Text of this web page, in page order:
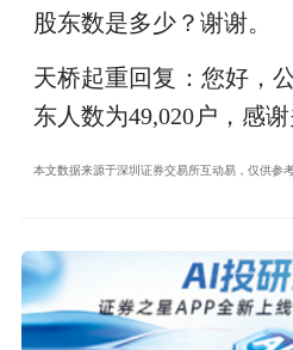
股东数是多少？谢谢。
天桥起重回复：您好，
东人数为49,020户，感谢
本文数据来源于深圳证券交易所互动易，仅供参